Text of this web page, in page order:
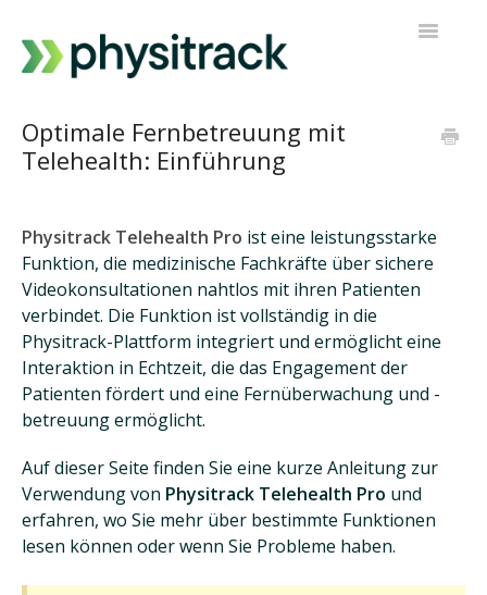
PT Direkt
Optimale Fernbetreuung mit
Telehealth: Einführung
Physitrack Telehealth Pro ist eine leistungsstarke
Funktion, die medizinische Fachkräfte über sichere
Videokonsultationen nahtlos mit ihren Patienten
verbindet. Die Funktion ist vollständig in die
Physitrack-Plattform integriert und ermöglicht eine
Interaktion in Echtzeit, die das Engagement der
Patienten fördert und eine Fernüberwachung und -
betreuung ermöglicht.
Auf dieser Seite finden Sie eine kurze Anleitung zur
Verwendung von Physitrack Telehealth Pro und
erfahren, wo Sie mehr über bestimmte Funktionen
lesen können oder wenn Sie Probleme haben.